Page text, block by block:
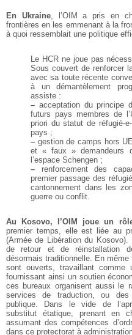
En Ukraine, l’OIM a pris en
frontières en les emmenant à la
à quoi ressemblait une politique
Le HCR ne joue pas
Sous couvert de renforcer
avec sa toute récente
à un démantèlement
assiste :
– acceptation du
futurs pays membres de
priori du statut de réfugié-
pays ;
– gestion de camps hors
et « faux » demandeurs
l’espace Schengen ;
– renforcement des
premier passage des
cantonnement dans les
guerre ou conflit.
Au Kosovo, l’OIM joue un
premier temps, elle est liée au
(Armée de Libération du
de retour et de réinstallation
désormais traditionnelle. En
sont ouverts, travaillant comme
fournissant ainsi un soutien
ces bureaux organisent aussi le
services de traduction, ou des
publique. Dans le vide de
substitut étatique, prenant en
assumant des compétences
dans ce protectorat à